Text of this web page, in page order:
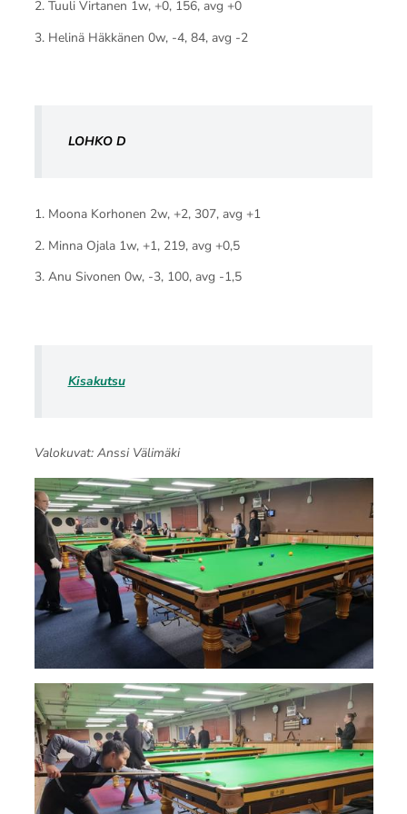
2. Tuuli Virtanen 1w, +0, 156, avg +0
3. Helinä Häkkänen 0w, -4, 84, avg -2
LOHKO D
1. Moona Korhonen 2w, +2, 307, avg +1
2. Minna Ojala 1w, +1, 219, avg +0,5
3. Anu Sivonen 0w, -3, 100, avg -1,5
Kisakutsu
Valokuvat: Anssi Välimäki